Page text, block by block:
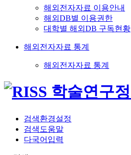
해외전자자료 이용안내
해외DB별 이용권한
대학별 해외DB 구독현황
해외전자자료 통계
해외전자자료 통계
검색환경설정
검색도움말
다국어입력